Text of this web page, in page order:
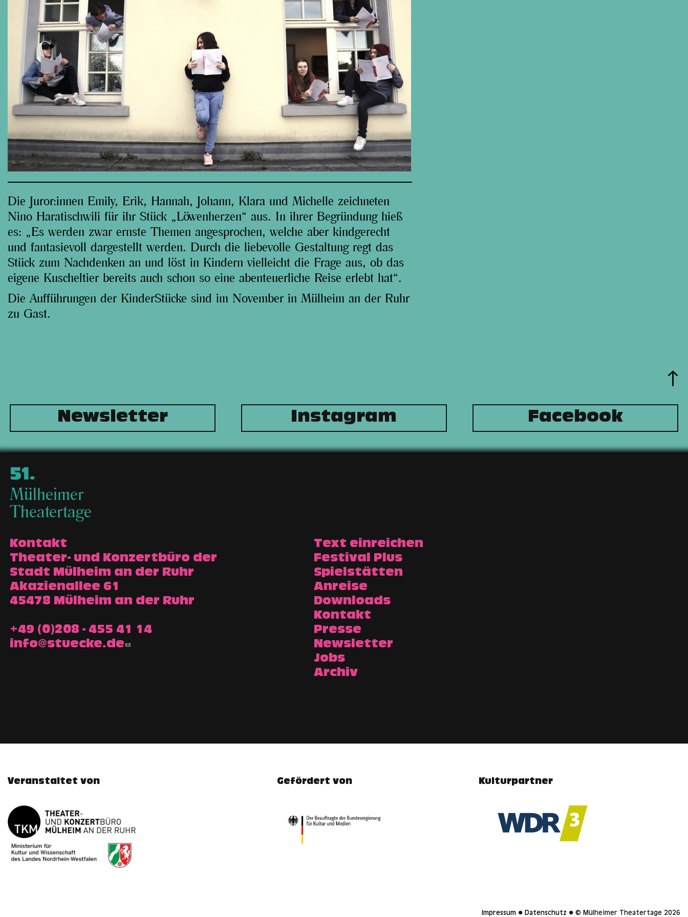
Die Juror:innen Emily, Erik, Hannah, Johann, Klara und Michelle zeichneten
Nino Haratischwili für ihr Stück „Löwenherzen“ aus. In ihrer Begründung hieß
es: „Es werden zwar ernste Themen angesprochen, welche aber kindgerecht
und fantasievoll dargestellt werden. Durch die liebevolle Gestaltung regt das
Stück zum Nachdenken an und löst in Kindern vielleicht die Frage aus, ob das
eigene Kuscheltier bereits auch schon so eine abenteuerliche Reise erlebt hat“.
Die Aufführungen der KinderStücke sind im November in Mülheim an der Ruhr
zu Gast.
Newsletter Instagram Facebook
51.
Mülheimer
Theatertage
Kontakt
Theater- und Konzertbüro der
Stadt Mülheim an der Ruhr
Akazienallee 61
45478 Mülheim an der Ruhr
+49 (0)208 - 455 41 14
info@stuecke.de
Text einreichen
Festival Plus
Spielstätten
Anreise
Downloads
Kontakt
Presse
Newsletter
Jobs
Archiv
Veranstaltet von Gefördert von Kulturpartner
Impressum ● Datenschutz ● © Mülheimer Theatertage 2026